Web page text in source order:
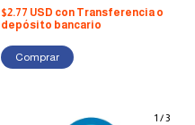
$2.77 USD con Transferencia o
depósito bancario
1 /3